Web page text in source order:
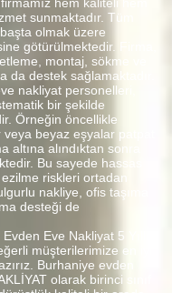
sunmaktadır. Tüm
olmak üzere
götürülmektedir. Firma,
montaj, sökme ve
da destek sağlamaktadır.
nakliyat personelleri,
bir şekilde
Örneğin öncellikle
veya beyaz eşyalar patpat
altına alındıktan sonra
Bu sayede hassas
riskleri ortadan
nakliye, ofis taşıma
desteği de
Eve Nakliyat 5 Yıllık
müşterilerimize en iyi
Burhaniye evden
olarak birinci sınıf